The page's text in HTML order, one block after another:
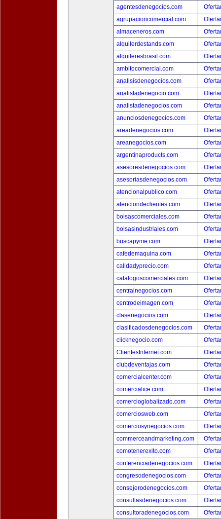
agentesdenegocios.com
agrupacioncomercial.com
almaceneros.com
alquilerdestands.com
alquileresbrasil.com
ambitocomercial.com
analisisdenegocios.com
analistadenegocio.com
analistadenegocios.com
anunciosdenegocios.com
areadenegocios.com
areanegocios.com
argentinaproducts.com
asesoresdenegocios.com
asesoriasdenegocios.com
atencionalpublico.com
atenciondeclientes.com
bolsascomerciales.com
bolsasindustriales.com
buscapyme.com
cafedemaquina.com
calidadyprecio.com
catalogoscomerciales.com
centralnegocios.com
centrodeimagen.com
clasenegocios.com
clasificadosdenegocios.com
clicknegocio.com
ClientesInternet.com
clubdeventajas.com
comercialcenter.com
comercialice.com
comercioglobalizado.com
comerciosweb.com
comerciosynegocios.com
commerceandmarketing.com
comotenerexito.com
conferenciadenegocios.com
congresodenegocios.com
consejerodenegocios.com
consultasdenegocios.com
consultoradenegocios.com